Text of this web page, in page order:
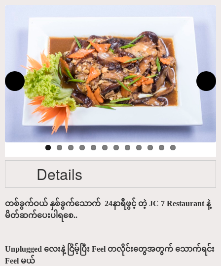
Details
တစ်ခွက်ဝယ် နှစ်ခွက်သောက် 24နာရီဖွင့် တဲ့ JC 7 Restaurant နဲ့
မိတ်ဆက်ပေးပါရစေ..
Unplugged လေးနဲ့ ငြိမ့်ပြီး Feel တလိုင်းတွေအတွက် သောက်ရင်း
Feel မယ်